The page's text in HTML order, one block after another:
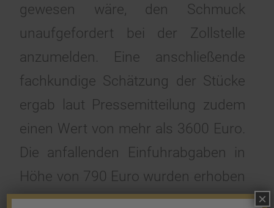
gewesen wäre, den Schmuck
unaufgefordert bei der Zollstelle
anzumelden. Eine anschließende
fachkundige Schätzung der Stücke
ergab laut Pressemitteilung zudem
einen Wert von mehr als 3600 Euro.
Die anfallenden Einfuhrabgaben in
Höhe von 790 Euro wurden erhoben
und gleichzeitig gegen den Mann
×